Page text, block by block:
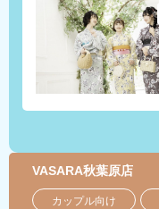
VASARA秋葉原店
カップル向け